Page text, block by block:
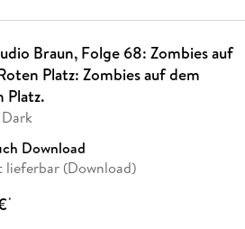
Braun, Folge 68: Zombies auf
Platz: Zombies auf dem
Platz.
Download
lieferbar (Download)
*